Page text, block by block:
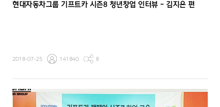
현대자동차그룹 기프트카 시즌8 청년창업 인터뷰 - 김지은 편
2018-07-25 141840 8